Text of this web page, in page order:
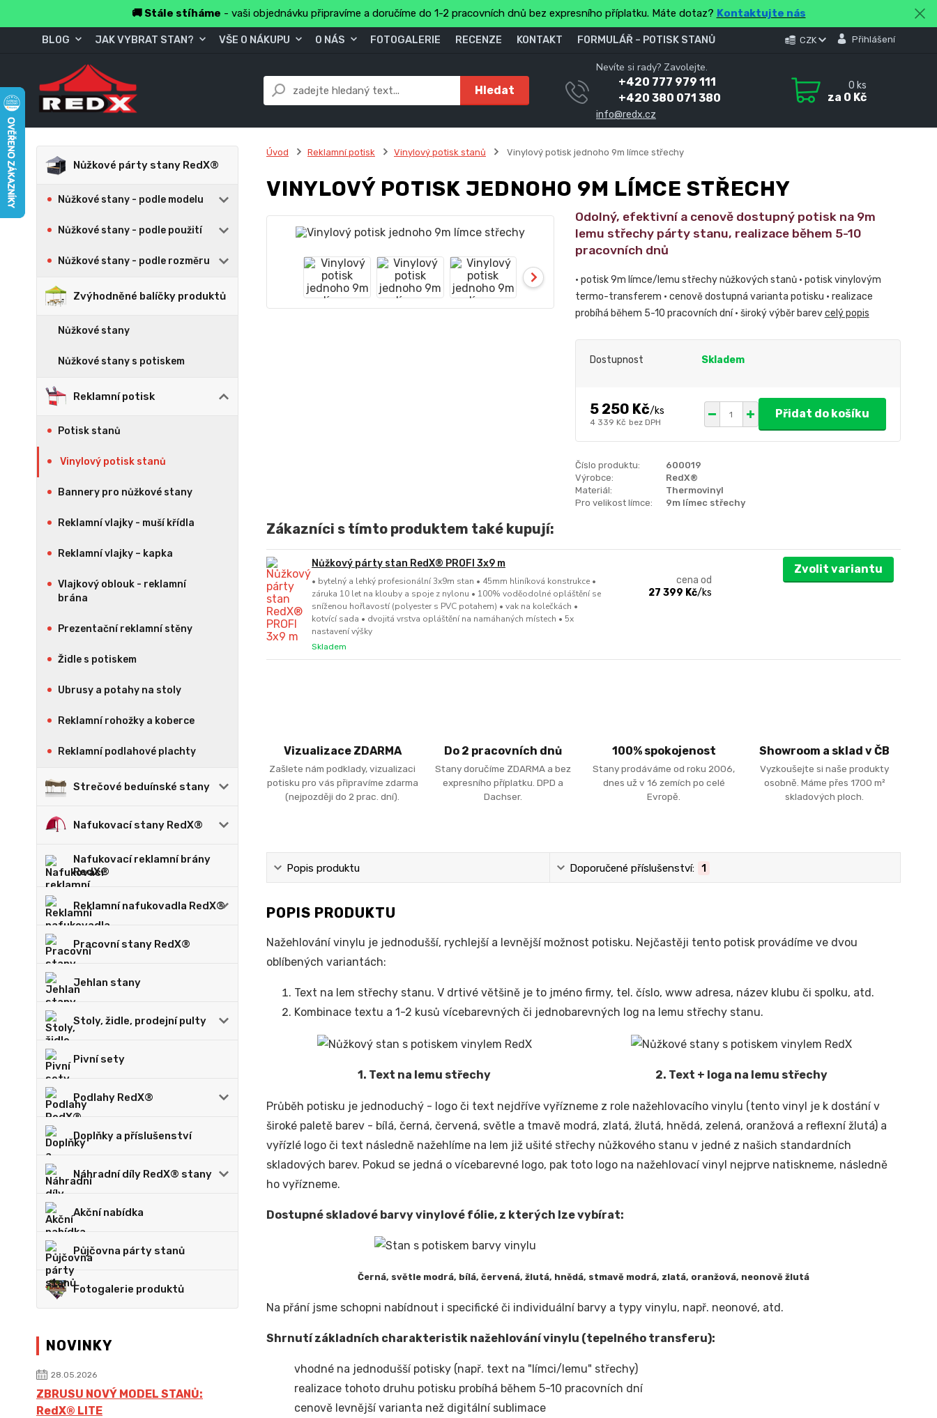
🚚 Stále stíháme - vaši objednávku připravíme a doručíme do 1-2 pracovních dnů bez expresního příplatku. Máte dotaz? Kontaktujte nás
BLOG JAK VYBRAT STAN? VŠE O NÁKUPU O NÁS FOTOGALERIE RECENZE KONTAKT FORMULÁŘ – POTISK STANŮ CZK Přihlášení
Hledat
Nevíte si rady? Zavolejte.
+420 777 979 111
+420 380 071 380
info@redx.cz
0 ks
za 0 Kč
Nůžkové párty stany RedX®
Nůžkové stany - podle modelu
Nůžkové stany - podle použití
Nůžkové stany - podle rozměru
Zvýhodněné balíčky produktů
Nůžkové stany
Nůžkové stany s potiskem
Reklamní potisk
Potisk stanů
Vinylový potisk stanů
Bannery pro nůžkové stany
Reklamní vlajky - muší křídla
Reklamní vlajky – kapka
Vlajkový oblouk - reklamní
brána
Prezentační reklamní stěny
Židle s potiskem
Ubrusy a potahy na stoly
Reklamní rohožky a koberce
Reklamní podlahové plachty
Strečové beduínské stany
Nafukovací stany RedX®
Nafukovací reklamní brány
RedX®
Reklamní nafukovadla RedX®
Pracovní stany RedX®
Jehlan stany
Stoly, židle, prodejní pulty
Pivní sety
Podlahy RedX®
Doplňky a příslušenství
Náhradní díly RedX® stany
Akční nabídka
Půjčovna párty stanů
Fotogalerie produktů
NOVINKY
28.05.2026
ZBRUSU NOVÝ MODEL STANŮ:
RedX® LITE
Úvod Reklamní potisk Vinylový potisk stanů Vinylový potisk jednoho 9m límce střechy
VINYLOVÝ POTISK JEDNOHO 9M LÍMCE STŘECHY
Odolný, efektivní a cenově dostupný potisk na 9m
lemu střechy párty stanu, realizace během 5-10
pracovních dnů
• potisk 9m límce/lemu střechy nůžkových stanů • potisk vinylovým
termo-transferem • cenově dostupná varianta potisku • realizace
probíhá během 5-10 pracovních dní • široký výběr barevcelý popis
Dostupnost Skladem
5 250 Kč/ks
4 339 Kč bez DPH
Přidat do košíku
Číslo produktu:
600019
Výrobce:
RedX®
Materiál:
Thermovinyl
Pro velikost límce:
9m límec střechy
Zákazníci s tímto produktem také kupují:
Nůžkový párty stan RedX® PROFI 3x9 m
• bytelný a lehký profesionální 3x9m stan • 45mm hliníková konstrukce •
záruka 10 let na klouby a spoje z nylonu • 100% voděodolné opláštění se
sníženou hořlavostí (polyester s PVC potahem) • vak na kolečkách •
kotvící sada • dvojitá vrstva opláštění na namáhaných místech • 5x
nastavení výšky
cena od
27 399 Kč/ks
Skladem
Zvolit variantu
Vizualizace ZDARMA
Zašlete nám podklady, vizualizaci
potisku pro vás připravíme zdarma
(nejpozději do 2 prac. dní).
Do 2 pracovních dnů
Stany doručíme ZDARMA a bez
expresního příplatku. DPD a
Dachser.
100% spokojenost
Stany prodáváme od roku 2006,
dnes už v 16 zemích po celé
Evropě.
Showroom a sklad v ČB
Vyzkoušejte si naše produkty
osobně. Máme přes 1700 m²
skladových ploch.
Popis produktu Doporučené příslušenství: 1
POPIS PRODUKTU
Nažehlování vinylu je jednodušší, rychlejší a levnější možnost potisku. Nejčastěji tento potisk provádíme ve dvou
oblíbených variantách:
Text na lem střechy stanu. V drtivé většině je to jméno firmy, tel. číslo, www adresa, název klubu či spolku, atd.
Kombinace textu a 1-2 kusů vícebarevných či jednobarevných log na lemu střechy stanu.
1. Text na lemu střechy 2. Text + loga na lemu střechy
Průběh potisku je jednoduchý - logo či text nejdříve vyřízneme z role nažehlovacího vinylu (tento vinyl je k dostání v
široké paletě barev - bílá, černá, červená, světle a tmavě modrá, zlatá, žlutá, hnědá, zelená, oranžová a reflexní žlutá) a
vyřízlé logo či text následně nažehlíme na lem již ušité střechy nůžkového stanu v jedné z našich standardních
skladových barev. Pokud se jedná o vícebarevné logo, pak toto logo na nažehlovací vinyl nejprve natiskneme, následně
ho vyřízneme.
Dostupné skladové barvy vinylové fólie, z kterých lze vybírat:
Černá, světle modrá, bílá, červená, žlutá, hnědá, stmavě modrá, zlatá, oranžová, neonově žlutá
Na přání jsme schopni nabídnout i specifické či individuální barvy a typy vinylu, např. neonové, atd.
Shrnutí základních charakteristik nažehlování vinylu (tepelného transferu):
vhodné na jednodušší potisky (např. text na "límci/lemu" střechy)
realizace tohoto druhu potisku probíhá během 5-10 pracovních dní
cenově levnější varianta než digitální sublimace